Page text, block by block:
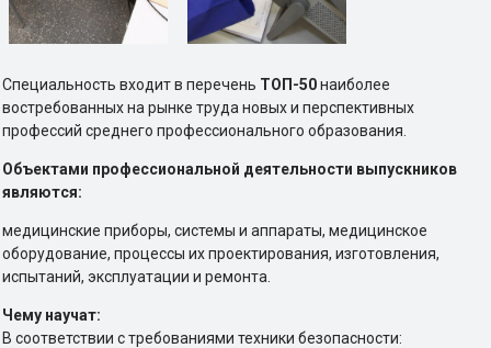
Специальность входит в перечень ТОП-50наиболее
востребованных на рынке труда новых и перспективных
профессий среднего профессионального образования.
Объектами профессиональной деятельности выпускников
являются:
медицинские приборы, системы и аппараты, медицинское
оборудование, процессы их проектирования, изготовления,
испытаний, эксплуатации и ремонта.
Чему научат:
В соответствии с требованиями техники безопасности: